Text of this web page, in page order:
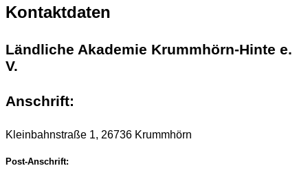
Kontaktdaten
Ländliche Akademie Krummhörn-Hinte e.
V.
Anschrift:
Kleinbahnstraße 1, 26736 Krummhörn
Post-Anschrift: